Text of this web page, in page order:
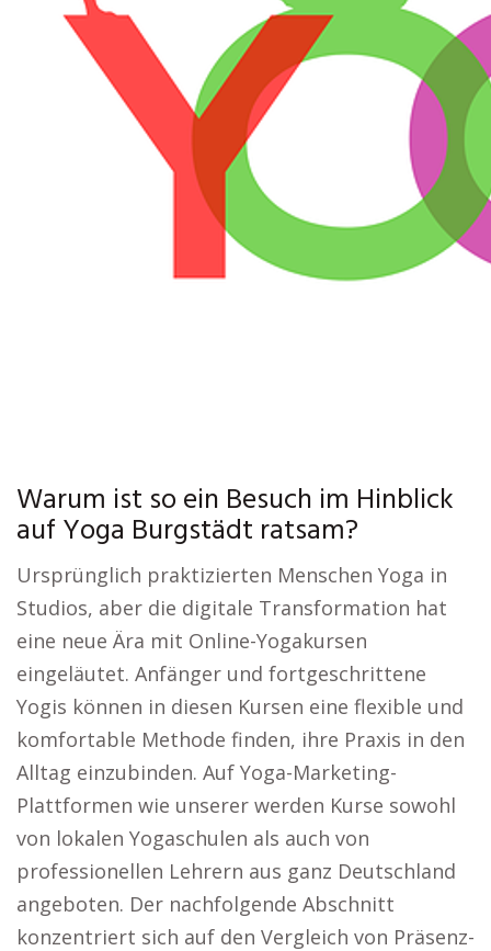
Warum ist so ein Besuch im Hinblick
auf Yoga Burgstädt ratsam?
Ursprünglich praktizierten Menschen Yoga in
Studios, aber die digitale Transformation hat
eine neue Ära mit Online-Yogakursen
eingeläutet. Anfänger und fortgeschrittene
Yogis können in diesen Kursen eine flexible und
komfortable Methode finden, ihre Praxis in den
Alltag einzubinden. Auf Yoga-Marketing-
Plattformen wie unserer werden Kurse sowohl
von lokalen Yogaschulen als auch von
professionellen Lehrern aus ganz Deutschland
angeboten. Der nachfolgende Abschnitt
konzentriert sich auf den Vergleich von Präsenz-